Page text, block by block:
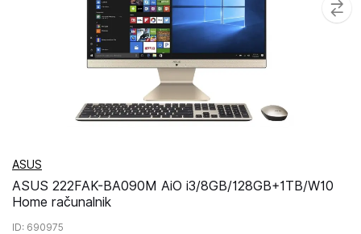
ASUS
ASUS 222FAK-BA090M AiO i3/8GB/128GB+1TB/W10
Home računalnik
ID: 690975